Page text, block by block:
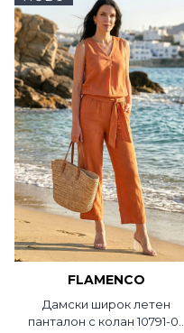
FLAMENCO
Дамски широк летен
панталон с колан 10791-07